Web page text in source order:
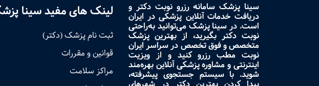
سینا پزشک سامانه رزرو نوبت دکتر و
دریافت خدمات آنلاین پزشکی در ایران
است. در سینا پزشک می‌توانید به‌راحتی
نوبت دکتر بگیرید، از بهترین پزشک
متخصص و فوق تخصص در سراسر ایران
نوبت مطب رزرو کنید و از ویزیت
اینترنتی و مشاوره پزشکی آنلاین بهره‌مند
شوید. با سیستم جستجوی پیشرفته،
لینک های مفید سینا
ثبت نام پزشک (دکتر)
قوانین و مقررات
مراکز سلامت